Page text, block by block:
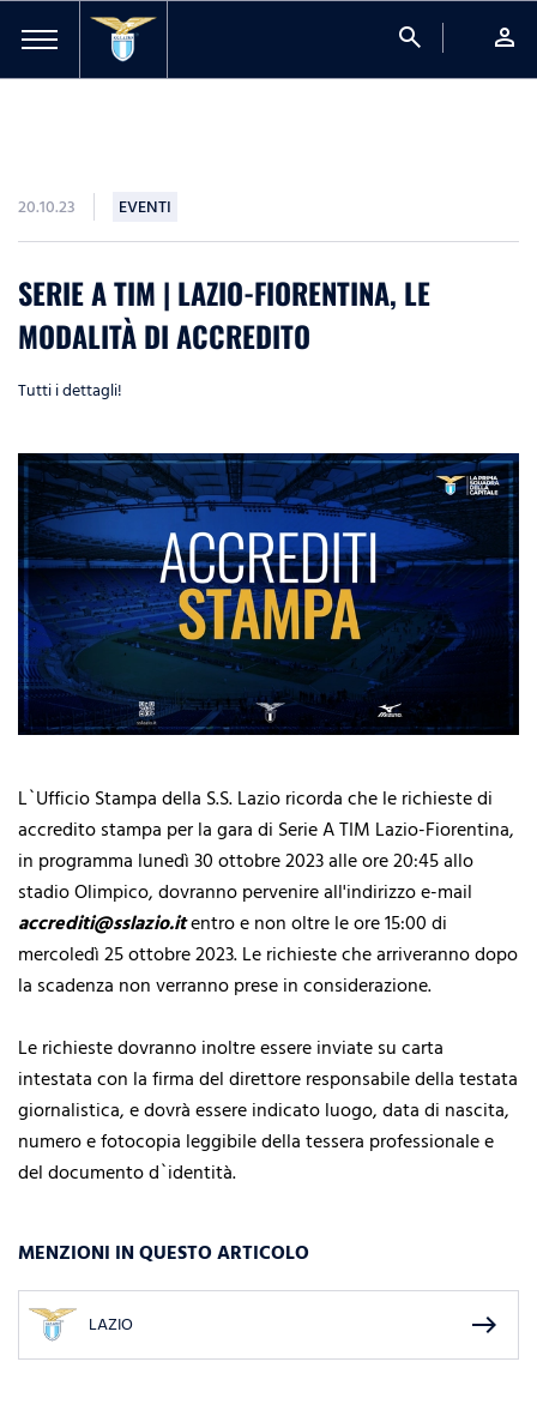
search person
20.10.23 EVENTI
SERIE A TIM | LAZIO-FIORENTINA, LE
MODALITÀ DI ACCREDITO
Tutti i dettagli!
L`Ufficio Stampa della S.S. Lazio ricorda che le richieste di
accredito stampa per la gara di Serie A TIM Lazio-Fiorentina,
in programma lunedì 30 ottobre 2023 alle ore 20:45 allo
stadio Olimpico, dovranno pervenire all'indirizzo e-mail
accrediti@sslazio.itentro e non oltre le ore 15:00 di
mercoledì 25 ottobre 2023. Le richieste che arriveranno dopo
la scadenza non verranno prese in considerazione.
Le richieste dovranno inoltre essere inviate su carta
intestata con la firma del direttore responsabile della testata
giornalistica, e dovrà essere indicato luogo, data di nascita,
numero e fotocopia leggibile della tessera professionale e
del documento d`identità.
MENZIONI IN QUESTO ARTICOLO
LAZIO east